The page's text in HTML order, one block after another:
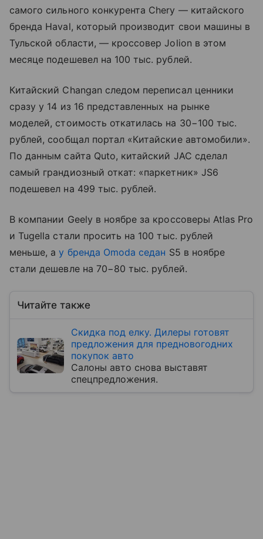
самого сильного конкурента Chery — китайского
бренда Haval, который производит свои машины в
Тульской области, — кроссовер Jolion в этом
месяце подешевел на 100 тыс. рублей.
Китайский Changan следом переписал ценники
сразу у 14 из 16 представленных на рынке
моделей, стоимость откатилась на 30−100 тыс.
рублей, сообщал портал «Китайские автомобили».
По данным сайта Quto, китайский JAC сделал
самый грандиозный откат: «паркетник» JS6
подешевел на 499 тыс. рублей.
В компании Geely в ноябре за кроссоверы Atlas Pro
и Tugella стали просить на 100 тыс. рублей
меньше, ау бренда Omoda седан S5 в ноябре
стали дешевле на 70−80 тыс. рублей.
Читайте также
Скидка под елку. Дилеры готовят
предложения для предновогодних
покупок авто
Салоны авто снова выставят
спецпредложения.